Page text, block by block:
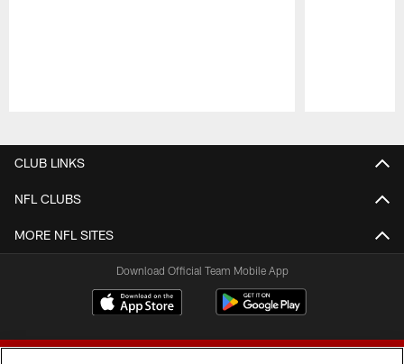
CLUB LINKS
NFL CLUBS
MORE NFL SITES
Download Official Team Mobile App